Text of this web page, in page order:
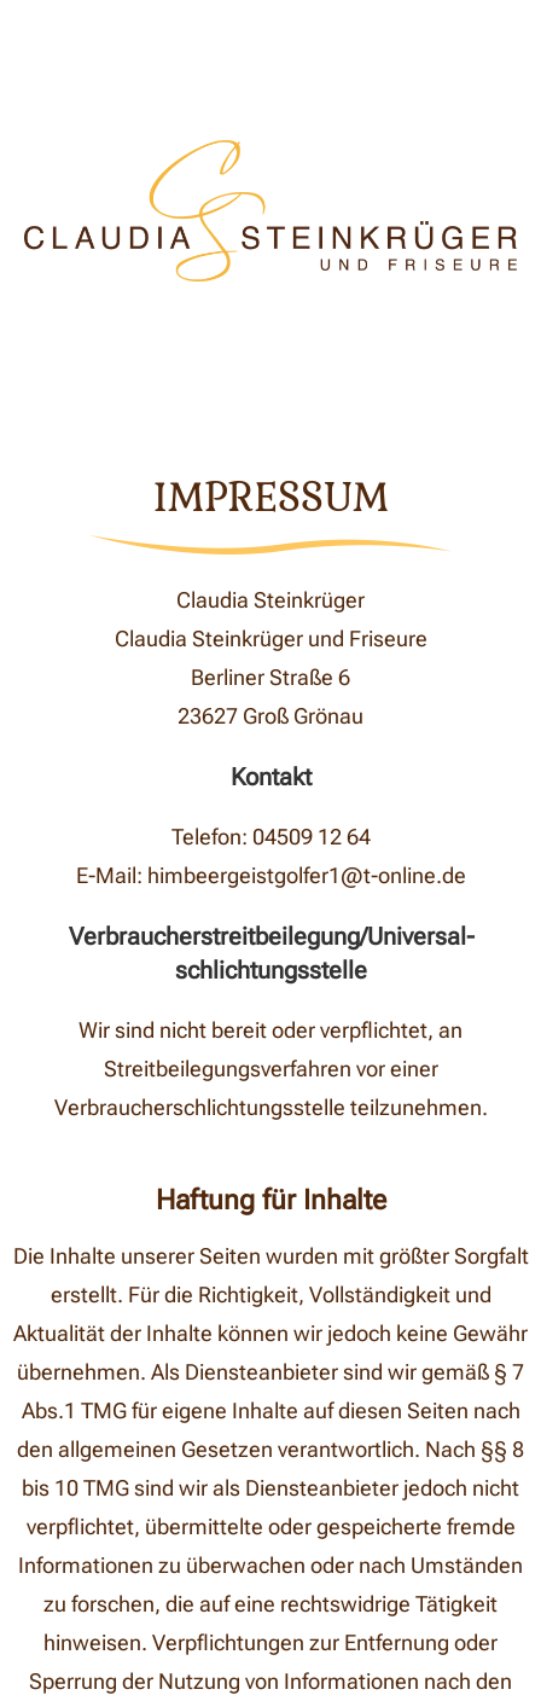
IMPRESSUM
Claudia Steinkrüger
Claudia Steinkrüger und Friseure
Berliner Straße 6
23627 Groß Grönau
Kontakt
Telefon: 04509 12 64
E-Mail: himbeergeistgolfer1@t-online.de
Verbraucher­streit­beilegung/Universal­
schlichtungs­stelle
Wir sind nicht bereit oder verpflichtet, an
Streitbeilegungsverfahren vor einer
Verbraucherschlichtungsstelle teilzunehmen.
Haftung für Inhalte
Die Inhalte unserer Seiten wurden mit größter Sorgfalt
erstellt. Für die Richtigkeit, Vollständigkeit und
Aktualität der Inhalte können wir jedoch keine Gewähr
übernehmen. Als Diensteanbieter sind wir gemäß § 7
Abs.1 TMG für eigene Inhalte auf diesen Seiten nach
den allgemeinen Gesetzen verantwortlich. Nach §§ 8
bis 10 TMG sind wir als Diensteanbieter jedoch nicht
verpflichtet, übermittelte oder gespeicherte fremde
Informationen zu überwachen oder nach Umständen
zu forschen, die auf eine rechtswidrige Tätigkeit
hinweisen. Verpflichtungen zur Entfernung oder
Sperrung der Nutzung von Informationen nach den